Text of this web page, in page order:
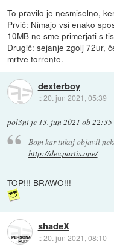
To pravilo je nesmiselno,
Prvič: Nimajo vsi enako
10MB ne sme primerjati s
Drugič: sejanje zgolj 72ur,
mrtve torrente.
dexterboy
::20. jun 2021, 05:39
pol3ni je 13. jun 2021 ob 22:35
Bom kar tukaj objavil
http://dev.partis.one/
TOP!!! BRAWO!!!
shadeX
::20. jun 2021, 08:10